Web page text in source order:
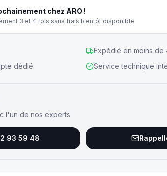
chez ARO !
3 et 4 fois sans frais bientôt disponible
Expédié en moins de
dédié
Service technique
l'un de nos experts
93 59 48